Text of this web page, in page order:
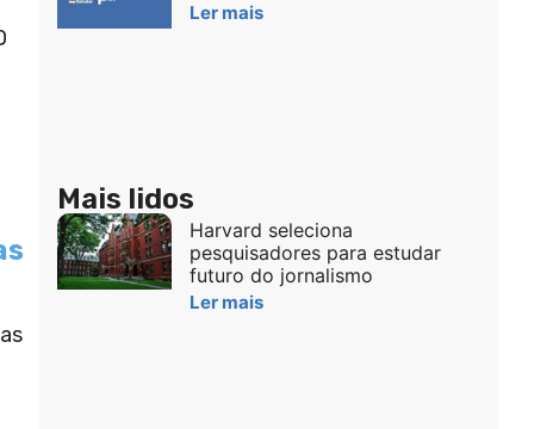
Ler mais
Mais lidos
Harvard seleciona
pesquisadores para estudar
futuro do jornalismo
Ler mais